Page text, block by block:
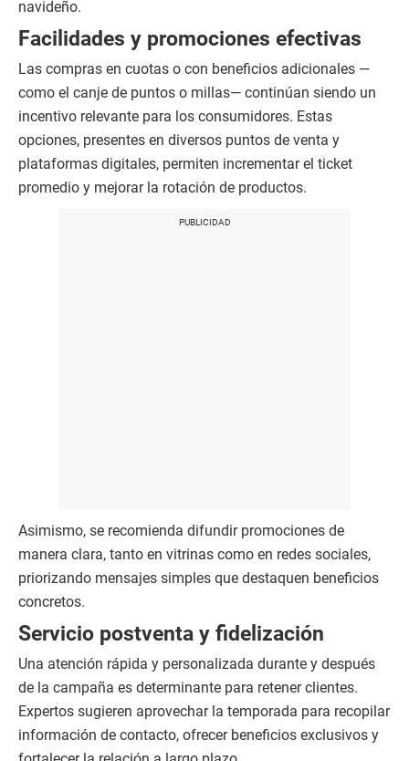
navideño.
Facilidades y promociones efectivas
Las compras en cuotas o con beneficios adicionales —
como el canje de puntos o millas— continúan siendo un
incentivo relevante para los consumidores. Estas
opciones, presentes en diversos puntos de venta y
plataformas digitales, permiten incrementar el ticket
promedio y mejorar la rotación de productos.
Asimismo, se recomienda difundir promociones de
manera clara, tanto en vitrinas como en redes sociales,
priorizando mensajes simples que destaquen beneficios
concretos.
Servicio postventa y fidelización
Una atención rápida y personalizada durante y después
de la campaña es determinante para retener clientes.
Expertos sugieren aprovechar la temporada para recopilar
información de contacto, ofrecer beneficios exclusivos y